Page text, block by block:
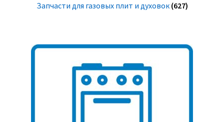
Запчасти для газовых плит и духовок (627)